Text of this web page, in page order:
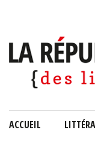
ACCUEIL